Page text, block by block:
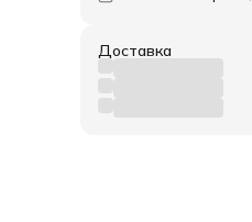
Доставка